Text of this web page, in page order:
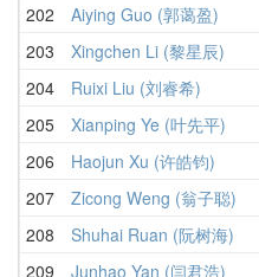
202
Aiying Guo (郭蔼盈)
203
Xingchen Li (黎星辰)
204
Ruixi Liu (刘睿希)
205
Xianping Ye (叶先平)
206
Haojun Xu (许皓钧)
207
Zicong Weng (翁子聪)
208
Shuhai Ruan (阮树海)
209
Junhao Yan (闫君浩)